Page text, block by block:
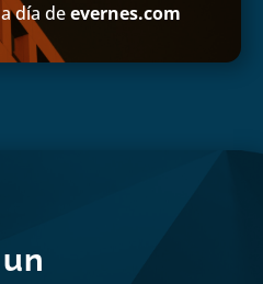
día deevernes.com